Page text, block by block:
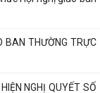
Hội nghị giao ban